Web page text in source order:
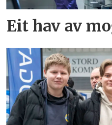
Eit hav av